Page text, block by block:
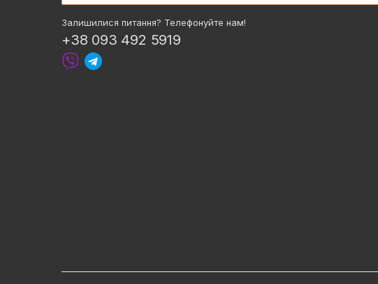
Залишилися питання? Телефонуйте нам!
+38 093 492 5919